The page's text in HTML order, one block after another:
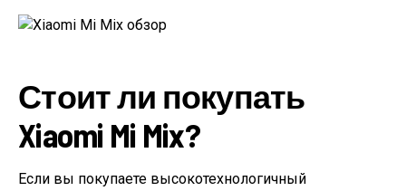
Стоит ли покупать
Xiaomi Mi Mix?
Если вы покупаете высокотехнологичный